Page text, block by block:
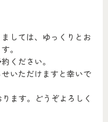
しては、ゆっくりとお
。
ください。
いただけますと幸いで
ます。どうぞよろしく